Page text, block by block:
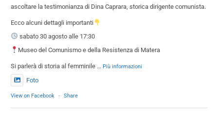
ascoltare la testimonianza di Dina Caprara, storica dirigente comunista.
Ecco alcuni dettagli importanti
sabato 30 agosto alle 17:30
Museo del Comunismo e della Resistenza di Matera
Si parlerà di storia al femminile ... Più informazioni
Foto
View on Facebook · Share